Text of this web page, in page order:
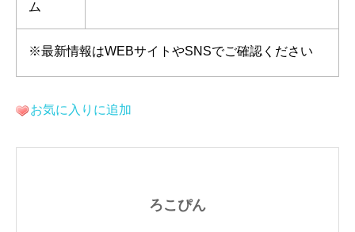
ム
※最新情報はWEBサイトやSNSでご確認ください
お気に入りに追加
ろこぴん